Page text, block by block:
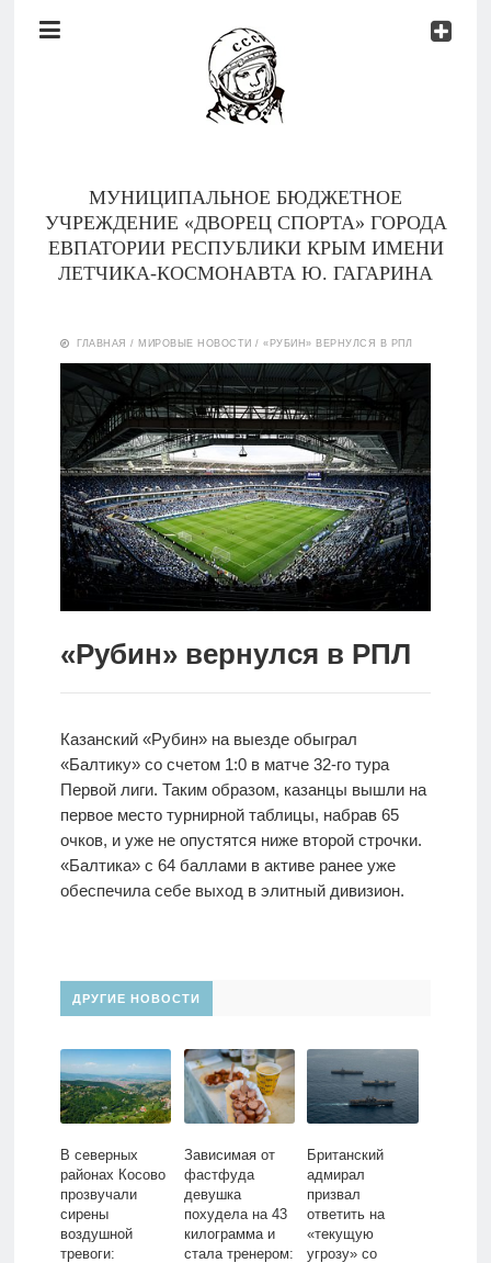
Документы
МУНИЦИПАЛЬНОЕ БЮДЖЕТНОЕ
УЧРЕЖДЕНИЕ «ДВОРЕЦ СПОРТА» ГОРОДА
ЕВПАТОРИИ РЕСПУБЛИКИ КРЫМ ИМЕНИ
ЛЕТЧИКА-КОСМОНАВТА Ю. ГАГАРИНА
Тренеры
Документы
Контакты
Новости
Родителям
О
нас
Версия для
ГЛАВНАЯ / МИРОВЫЕ НОВОСТИ /«РУБИН» ВЕРНУЛСЯ В РПЛ
«Рубин» вернулся в РПЛ
Казанский «Рубин» на выезде обыграл
«Балтику» со счетом 1:0 в матче 32-го тура
Первой лиги. Таким образом, казанцы вышли на
первое место турнирной таблицы, набрав 65
очков, и уже не опустятся ниже второй строчки.
«Балтика» с 64 баллами в активе ранее уже
обеспечила себе выход в элитный дивизион.
ДРУГИЕ НОВОСТИ
В северных
районах Косово
прозвучали
сирены
воздушной
тревоги:
Зависимая от
фастфуда
девушка
похудела на 43
килограмма и
стала тренером:
Британский
адмирал
призвал
ответить на
«текущую
угрозу» со